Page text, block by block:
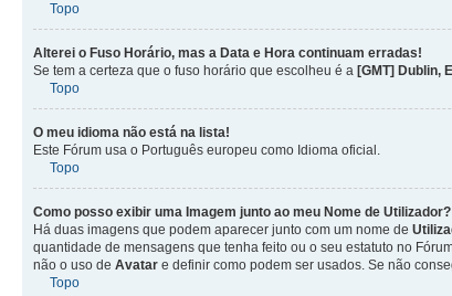
Topo
Alterei o Fuso Horário, mas a Data e Hora continuam erradas!
Se tem a certeza que o fuso horário que escolheu é a [GMT] Dublin,
Topo
O meu idioma não está na lista!
Este Fórum usa o Português europeu como Idioma oficial.
Topo
Como posso exibir uma Imagem junto ao meu Nome de Utilizador?
Há duas imagens que podem aparecer junto com um nome de
quantidade de mensagens que tenha feito ou o seu estatuto no
não o uso de Avatar e definir como podem ser usados. Se não
Topo